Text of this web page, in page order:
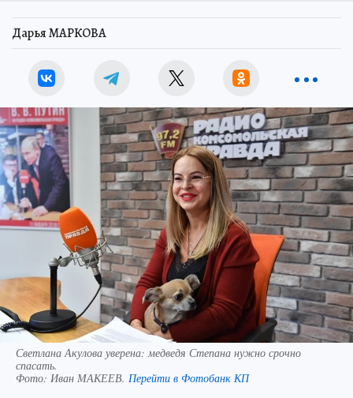
Дарья МАРКОВА
Светлана Акулова уверена: медведя Степана нужно срочно
спасать.
Фото: Иван МАКЕЕВ. Перейти в Фотобанк КП